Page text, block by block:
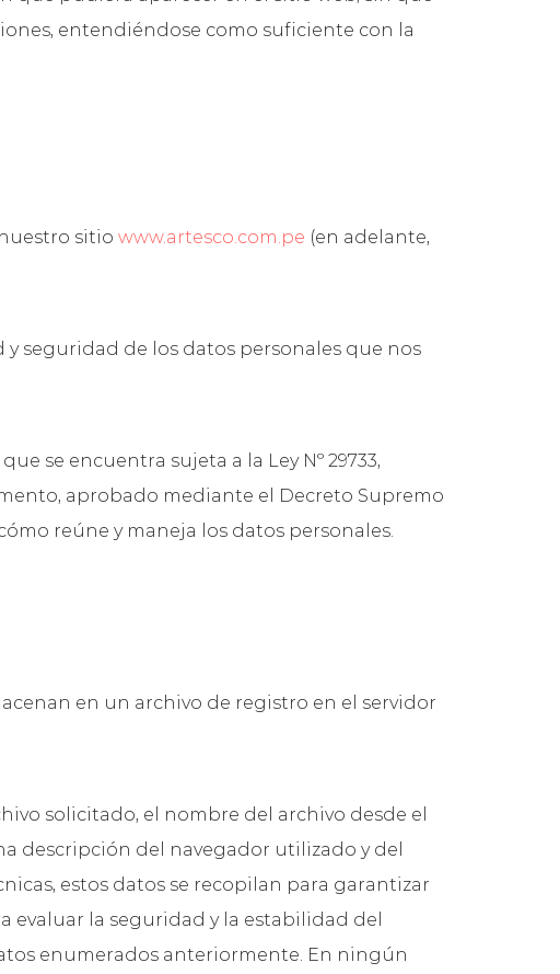
entendiéndose como suficiente con la
sitio www.artesco.com.pe (en adelante,
seguridad de los datos personales que nos
se encuentra sujeta a la Ley Nº 29733,
aprobado mediante el Decreto Supremo
reúne y maneja los datos personales.
en un archivo de registro en el servidor
solicitado, el nombre del archivo desde el
descripción del navegador utilizado y del
estos datos se recopilan para garantizar
la seguridad y la estabilidad del
enumerados anteriormente. En ningún